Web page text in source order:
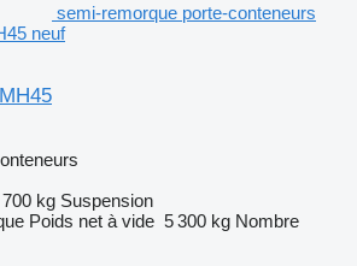
semi-remorque porte-conteneurs
neuf
700 kg Suspension
Poids net à vide 5 300 kg Nombre